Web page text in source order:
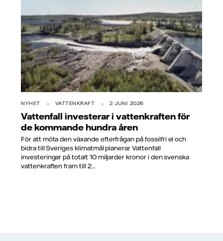
NYHET VATTENKRAFT 2 JUNI 2026
Vattenfall investerar i vattenkraften för
de kommande hundra åren
För att möta den växande efterfrågan på fossilfri el och
bidra till Sveriges klimatmål planerar Vattenfall
investeringar på totalt 10 miljarder kronor i den svenska
vattenkraften fram till 2...